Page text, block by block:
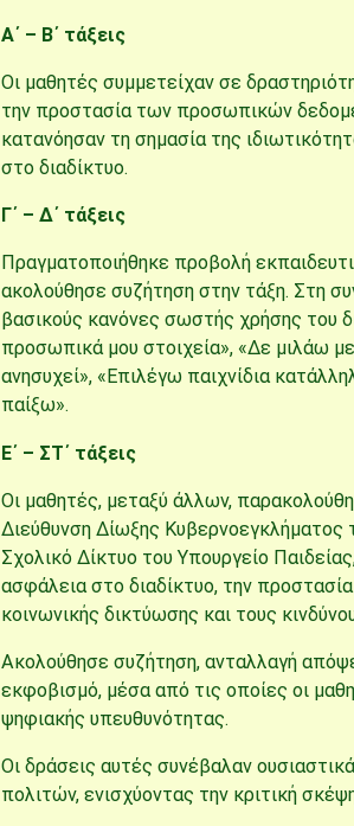
Α΄ – Β΄ τάξεις
Οι μαθητές συμμετείχαν σε
την προστασία των προσωπικών
κατανόησαν τη σημασία της
στο διαδίκτυο.
Γ΄ – Δ΄ τάξεις
Πραγματοποιήθηκε προβολή
ακολούθησε συζήτηση στην τάξη. Στη
βασικούς κανόνες σωστής χρήσης του
προσωπικά μου στοιχεία», «Δε μιλάω
ανησυχεί», «Επιλέγω παιχνίδια
παίξω».
Ε΄ – ΣΤ΄ τάξεις
Οι μαθητές, μεταξύ άλλων,
Διεύθυνση Δίωξης Κυβερνοεγκλήματος
Σχολικό Δίκτυο τουΥπουργείο
ασφάλεια στο διαδίκτυο, την
κοινωνικής δικτύωσης και τους
Ακολούθησε συζήτηση, ανταλλαγή
εκφοβισμό, μέσα από τις οποίες οι
ψηφιακής υπευθυνότητας.
Οι δράσεις αυτές συνέβαλαν
πολιτών, ενισχύοντας την κριτική